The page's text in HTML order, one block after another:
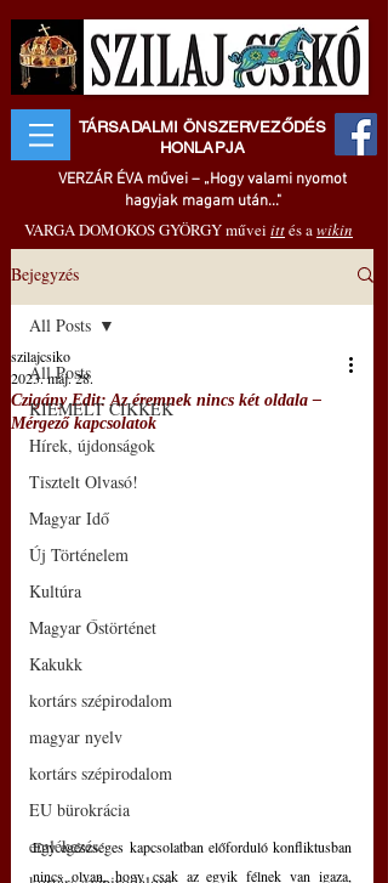
TÁRSADALMI ÖNSZERVEZŐDÉS
HONLAPJA
VERZÁR ÉVA művei – „Hogy valami nyomot
hagyjak magam után..."
VARGA DOMOKOS GYÖRGY művei ittés awikin
Bejegyzés
All Posts
KIEMELT CIKKEK
Hírek, újdonságok
Tisztelt Olvasó!
Magyar Idő
Új Történelem
Kultúra
Magyar Őstörténet
Kakukk
kortárs szépirodalom
magyar nyelv
kortárs szépirodalom
EU bürokrácia
emlékezés
All Posts
Czigány Edit: Az éremnek nincs két oldala –
Mérgező kapcsolatok
szilajcsiko
2023. máj. 28.
Egy egészséges kapcsolatban előforduló konfliktusban
nincs olyan, hogy csak az egyik félnek van igaza,